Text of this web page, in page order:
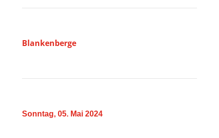
Blankenberge
Sonntag, 05. Mai 2024